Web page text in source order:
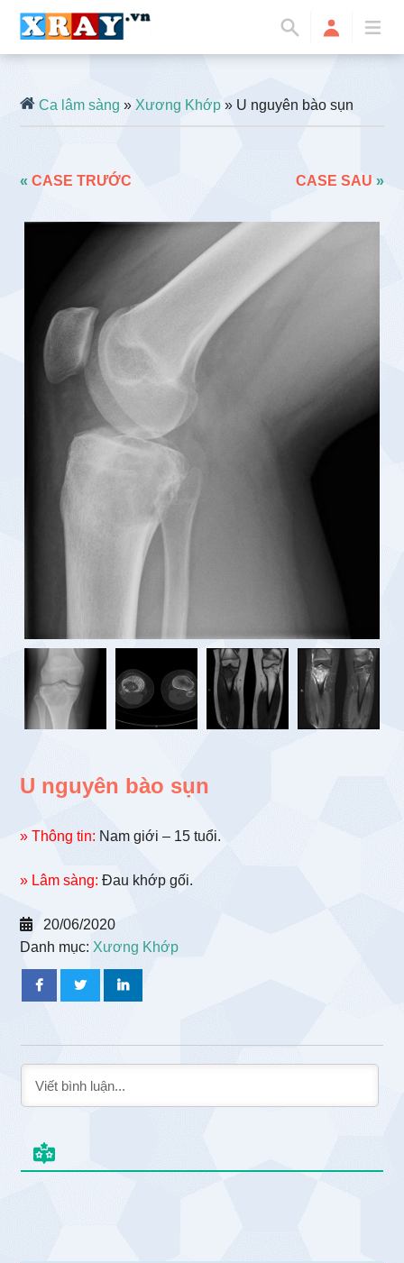
Ca lâm sàng »Xương Khớp » U nguyên bào sụn
«CASE TRƯỚC CASE SAU »
U nguyên bào sụn
» Thông tin: Nam giới – 15 tuổi.
» Lâm sàng: Đau khớp gối.
20/06/2020
Danh mục:Xương Khớp